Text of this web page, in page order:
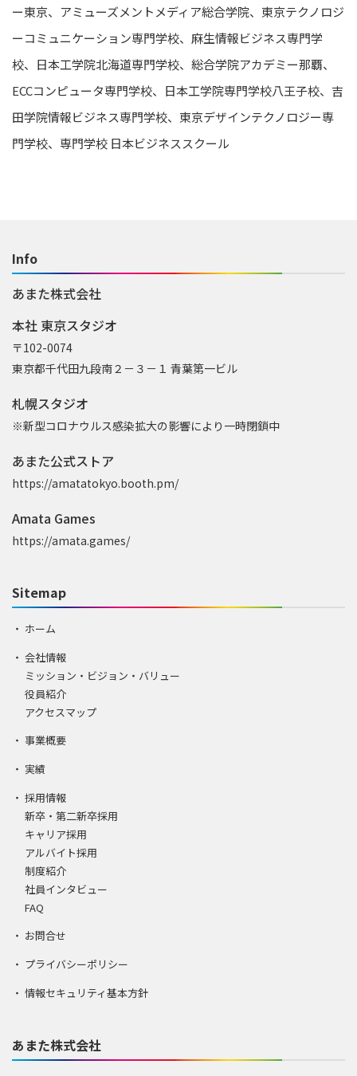
ー東京、アミューズメントメディア総合学院、東京テクノロジ
ーコミュニケーション専門学校、麻生情報ビジネス専門学
校、日本工学院北海道専門学校、総合学院アカデミー那覇、
ECCコンピュータ専門学校、日本工学院専門学校八王子校、吉
田学院情報ビジネス専門学校、東京デザインテクノロジー専
門学校、専門学校 日本ビジネススクール
Info
あまた株式会社
本社 東京スタジオ
〒102-0074
東京都千代田九段南２－３－１ 青葉第一ビル
札幌スタジオ
※新型コロナウルス感染拡大の影響により一時閉鎖中
あまた公式ストア
https://amatatokyo.booth.pm/
Amata Games
https://amata.games/
Sitemap
ホーム
会社情報
ミッション・ビジョン・バリュー
役員紹介
アクセスマップ
事業概要
実績
採用情報
新卒・第二新卒採用
キャリア採用
アルバイト採用
制度紹介
社員インタビュー
FAQ
お問合せ
プライバシーポリシー
情報セキュリティ基本方針
あまた株式会社